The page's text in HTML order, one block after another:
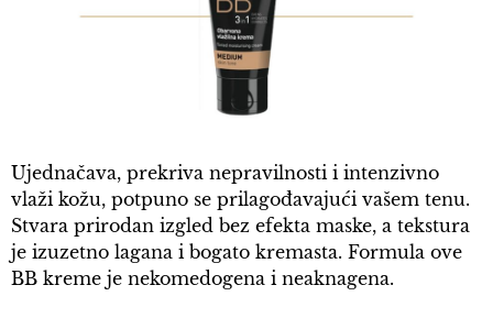
Ujednačava, prekriva nepravilnosti i intenzivno
vlaži kožu, potpuno se prilagođavajući vašem tenu.
Stvara prirodan izgled bez efekta maske, a tekstura
je izuzetno lagana i bogato kremasta. Formula ove
BB kreme je nekomedogena i neaknagena.